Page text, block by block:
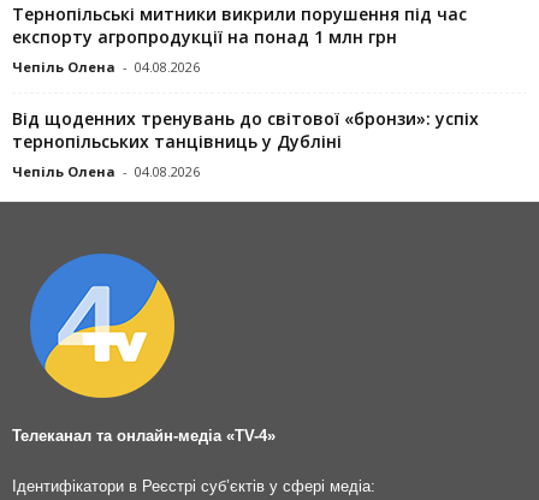
Тернопільські митники викрили порушення під час
експорту агропродукції на понад 1 млн грн
Чепіль Олена - 04.08.2026
Від щоденних тренувань до світової «бронзи»: успіх
тернопільських танцівниць у Дубліні
Чепіль Олена - 04.08.2026
Телеканал та онлайн-медіа «TV-4»
Ідентифікатори в Реєстрі суб’єктів у сфері медіа: